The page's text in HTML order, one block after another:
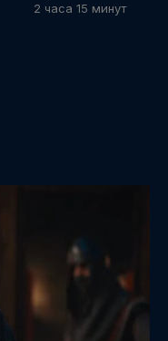
2 часа 15 минут